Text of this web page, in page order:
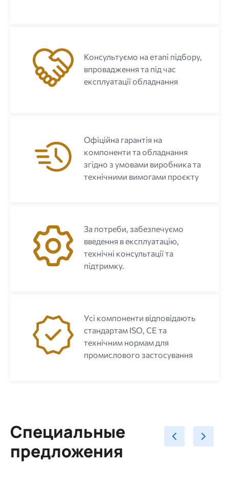
Консультуємо на етапі підбору,
впровадження та під час
експлуатації обладнання
Офіційна гарантія на
компоненти та обладнання
згідно з умовами виробника та
технічними вимогами проєкту
За потреби, забезпечуємо
введення в експлуатацію,
технічні консультації та
підтримку.
Усі компоненти відповідають
стандартам ISO, CE та
технічним нормам для
промислового застосування
Специальные
предложения